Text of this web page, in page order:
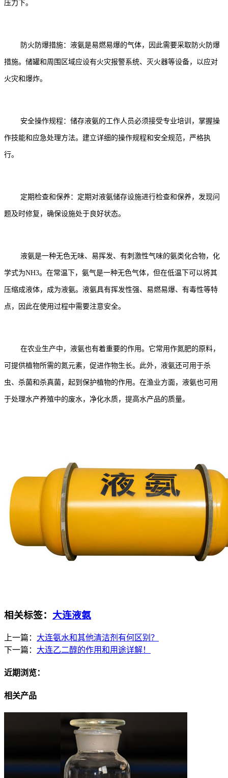
压力下。
防火防爆措施：液氨是易燃易爆的气体，因此需要采取防火防爆
措施。储罐和周围区域应设有火灾报警系统、灭火器等设备，以应对
火灾和爆炸。
安全操作规程：储存液氨的工作人员必须接受专业培训，掌握操
作技能和应急处理方法。建立详细的操作规程和安全规范，严格执
行。
定期检查和保养：定期对液氨储存设施进行检查和保养，发现问
题及时修复，确保设施处于良好状态。
液氨是一种无色无味、易挥发、有刺激性气味的氨类化合物，化
学式为NH3。在常温下，氨气是一种无色气体，但在低温下可以将其
压缩成液体，成为液氨。液氨具有挥发性强、易燃易爆、有毒性等特
点，因此在使用过程中需要注意安全。
在农业生产中，液氨也有着重要的作用。它常用作氮肥的原料，
可提供植物所需的氮元素，促进作物生长。此外，液氨还可用于杀
虫、杀菌和杀真菌，起到保护植物的作用。在渔业方面，液氨也可用
于处理水产养殖中的废水，净化水质，提高水产品的质量。
相关标签： 大连液氨
上一篇： 大连氨水和其他清洁剂有何区别？
下一篇： 大连乙二醇的作用和用途详解！
近期浏览：
相关产品